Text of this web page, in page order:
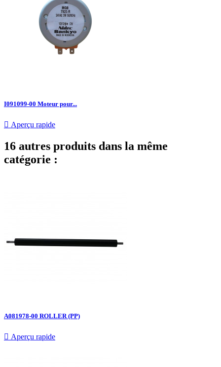
I091099-00 Moteur pour...
 Aperçu rapide
16 autres produits dans la même
catégorie :
A081978-00 ROLLER (PP)
 Aperçu rapide